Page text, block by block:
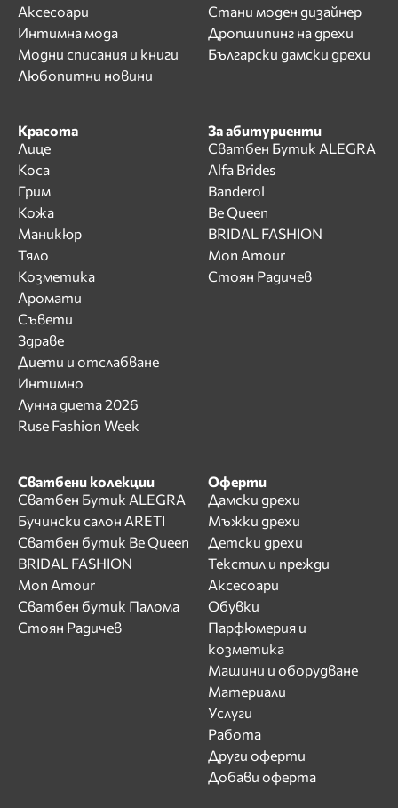
Аксесоари
Интимна мода
Модни списания и книги
Любопитни новини
Стани моден дизайнер
Дропшипинг на дрехи
Български дамски дрехи
Красота
Лице
Коса
Грим
Кожа
Маникюр
Тяло
Козметика
Аромати
Съвети
Здраве
Диети и отслабване
Интимно
Лунна диета 2026
Ruse Fashion Week
За абитуриенти
Сватбен Бутик ALEGRA
Alfa Brides
Banderol
Be Queen
BRIDAL FASHION
Mon Amour
Стоян Радичев
Сватбени колекции
Сватбен Бутик ALEGRA
Бучински салон ARETI
Сватбен бутик Be Queen
BRIDAL FASHION
Mon Amour
Сватбен бутик Палома
Стоян Радичев
Оферти
Дамски дрехи
Мъжки дрехи
Детски дрехи
Текстил и прежди
Аксесоари
Обувки
Парфюмерия и
козметика
Машини и оборудване
Материали
Услуги
Работа
Други оферти
Добави оферта